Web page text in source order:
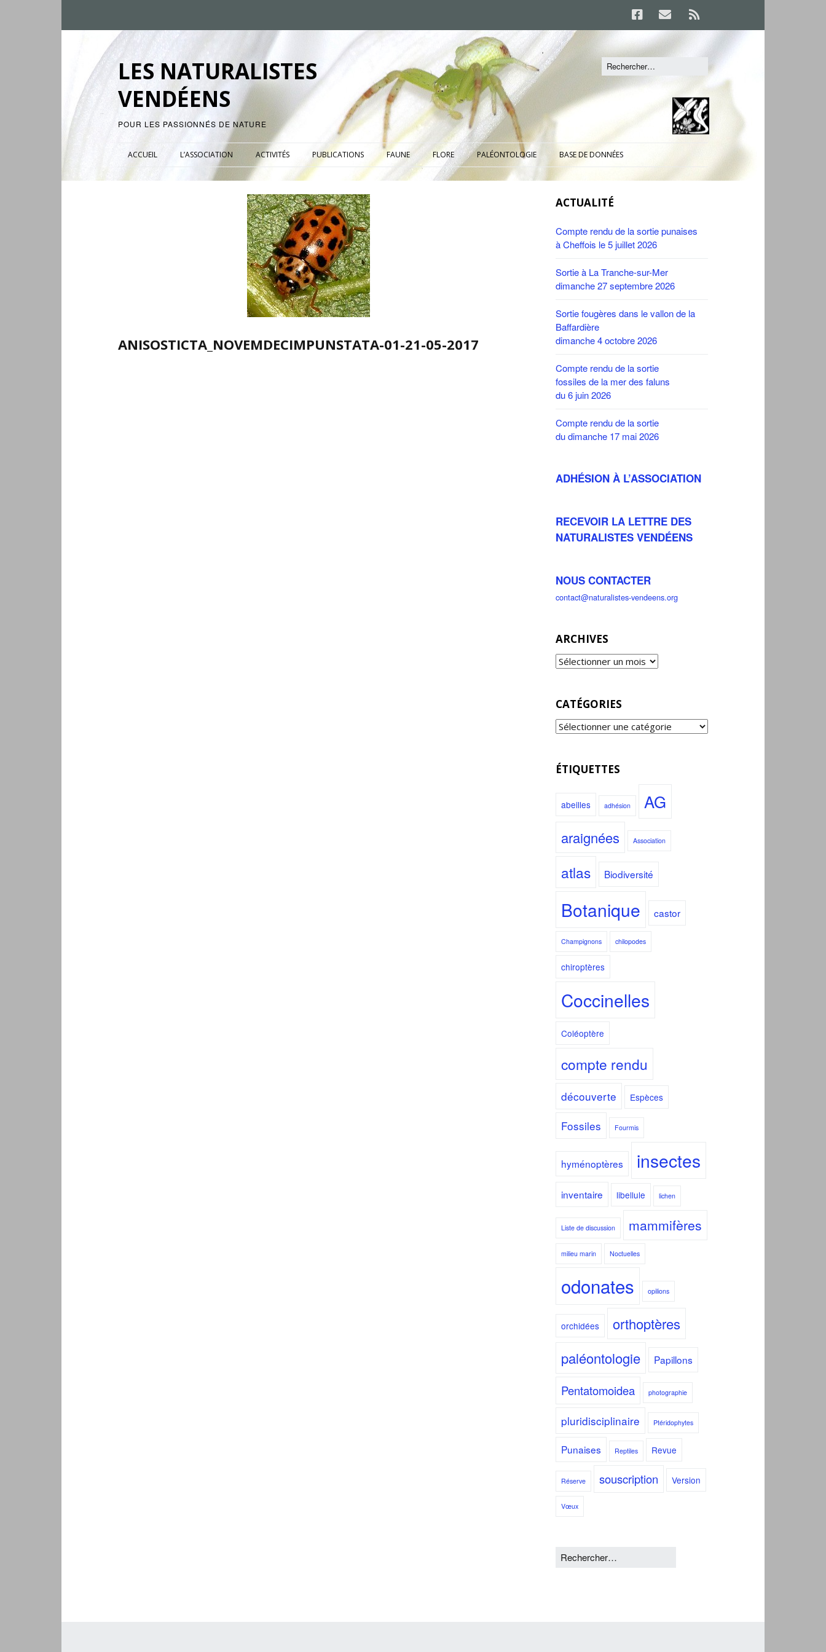
LES NATURALISTES
VENDÉENS
POUR LES PASSIONNÉS DE NATURE
ACCUEIL L’ASSOCIATION ACTIVITÉS PUBLICATIONS FAUNE FLORE PALÉONTOLOGIE BASE DE DONNÉES
ANISOSTICTA_NOVEMDECIMPUNSTATA-01-21-05-2017
ACTUALITÉ
Compte rendu de la sortie punaises
à Cheffois le 5 juillet 2026
Sortie à La Tranche-sur-Mer
dimanche 27 septembre 2026
Sortie fougères dans le vallon de la
Baffardière
dimanche 4 octobre 2026
Compte rendu de la sortie
fossiles de la mer des faluns
du 6 juin 2026
Compte rendu de la sortie
du dimanche 17 mai 2026
ADHÉSION À L’ASSOCIATION
RECEVOIR LA LETTRE DES
NATURALISTES VENDÉENS
NOUS CONTACTER
contact@naturalistes-vendeens.org
ARCHIVES
CATÉGORIES
ÉTIQUETTES
abeilles adhésion AG
araignées Association
atlas Biodiversité
Botanique castor
Champignons chilopodes
chiroptères
Coccinelles
Coléoptère
compte rendu
découverte Espèces
Fossiles Fourmis
hyménoptères insectes
inventaire libellule lichen
Liste de discussion mammifères
milieu marin Noctuelles
odonates opilions
orchidées
orthoptères
paléontologie
Papillons
Pentatomoidea photographie
pluridisciplinaire Ptéridophytes
Punaises Reptiles Revue
Réserve souscription Version
Vœux